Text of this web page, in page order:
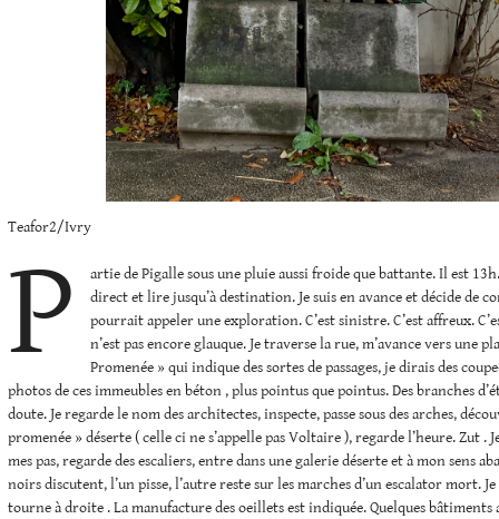
Teafor2/Ivry
P
artie de Pigalle sous une pluie aussi froide que battante. Il est
direct et lire jusqu’à destination. Je suis en avance et décide de
pourrait appeler une exploration. C’est sinistre. C’est affreux.
n’est pas encore glauque. Je traverse la rue, m’avance vers une
Promenée » qui indique des sortes de passages, je dirais des
photos de ces immeubles en béton , plus pointus que pointus. Des branches
doute. Je regarde le nom des architectes, inspecte, passe sous des arches,
promenée » déserte ( celle ci ne s’appelle pas Voltaire ), regarde l’heure. Zut .
mes pas, regarde des escaliers, entre dans une galerie déserte et à mon sens
noirs discutent, l’un pisse, l’autre reste sur les marches d’un escalator mort.
tourne à droite . La manufacture des oeillets est indiquée. Quelques bâtiments